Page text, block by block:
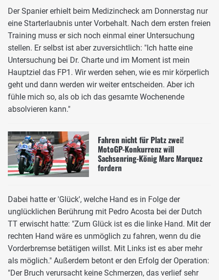
Der Spanier erhielt beim Medizincheck am Donnerstag nur
eine Starterlaubnis unter Vorbehalt. Nach dem ersten freien
Training muss er sich noch einmal einer Untersuchung
stellen. Er selbst ist aber zuversichtlich: "Ich hatte eine
Untersuchung bei Dr. Charte und im Moment ist mein
Hauptziel das FP1. Wir werden sehen, wie es mir körperlich
geht und dann werden wir weiter entscheiden. Aber ich
fühle mich so, als ob ich das gesamte Wochenende
absolvieren kann."
Fahren nicht für Platz zwei!
MotoGP-Konkurrenz will
Sachsenring-König Marc Marquez
fordern
Dabei hatte er 'Glück', welche Hand es in Folge der
unglücklichen Berührung mit Pedro Acosta bei der Dutch
TT erwischt hatte: "Zum Glück ist es die linke Hand. Mit der
rechten Hand wäre es unmöglich zu fahren, wenn du die
Vorderbremse betätigen willst. Mit Links ist es aber mehr
als möglich." Außerdem betont er den Erfolg der Operation:
"Der Bruch verursacht keine Schmerzen, das verlief sehr